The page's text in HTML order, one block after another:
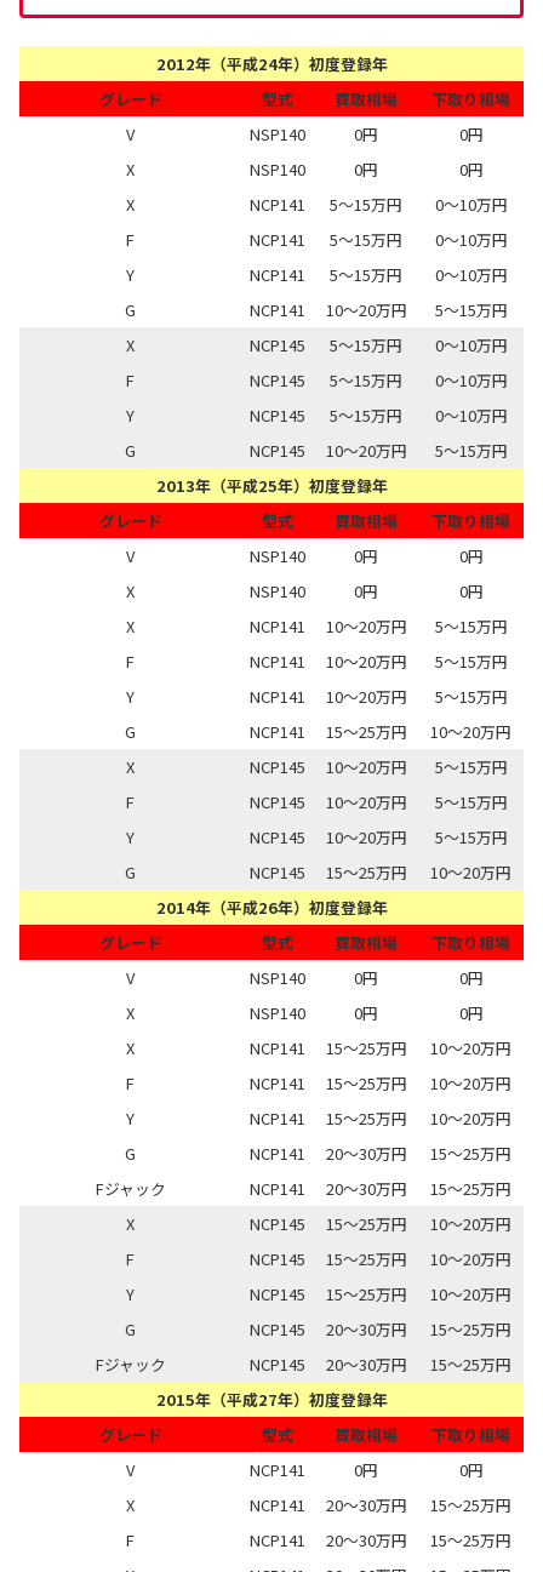
2012年（平成24年）初度登録年
グレード
型式 買取相場
下取り相場
V
NSP140 0円
0円
X
NSP140 0円
0円
X
NCP141 5～15万円
0～10万円
F
NCP141 5～15万円
0～10万円
Y
NCP141 5～15万円
0～10万円
G
NCP141 10～20万円
5～15万円
X
NCP145 5～15万円
0～10万円
F
NCP145 5～15万円
0～10万円
Y
NCP145 5～15万円
0～10万円
G
NCP145 10～20万円
5～15万円
2013年（平成25年）初度登録年
グレード
型式 買取相場
下取り相場
V
NSP140 0円
0円
X
NSP140 0円
0円
X
NCP141 10～20万円
5～15万円
F
NCP141 10～20万円
5～15万円
Y
NCP141 10～20万円
5～15万円
G
NCP141 15～25万円
10～20万円
X
NCP145 10～20万円
5～15万円
F
NCP145 10～20万円
5～15万円
Y
NCP145 10～20万円
5～15万円
G
NCP145 15～25万円
10～20万円
2014年（平成26年）初度登録年
グレード
型式 買取相場
下取り相場
V
NSP140 0円
0円
X
NSP140 0円
0円
X
NCP141 15～25万円
10～20万円
F
NCP141 15～25万円
10～20万円
Y
NCP141 15～25万円
10～20万円
G
NCP141 20～30万円
15～25万円
Fジャック
NCP141 20～30万円
15～25万円
X
NCP145 15～25万円
10～20万円
F
NCP145 15～25万円
10～20万円
Y
NCP145 15～25万円
10～20万円
G
NCP145 20～30万円
15～25万円
Fジャック
NCP145 20～30万円
15～25万円
2015年（平成27年）初度登録年
グレード
型式 買取相場
下取り相場
V
NCP141 0円
0円
X
NCP141 20～30万円
15～25万円
F
NCP141 20～30万円
15～25万円